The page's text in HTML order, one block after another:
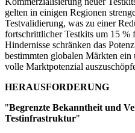
gelten in einigen Regionen
Testvalidierung, was zu einer
fortschrittlicher Testkits um 15 %
Hindernisse schränken das
bestimmten globalen Märkten
volle Marktpotenzial
HERAUSFORDERUNG
"Begrenzte Bekanntheit und
Testinfrastruktur"